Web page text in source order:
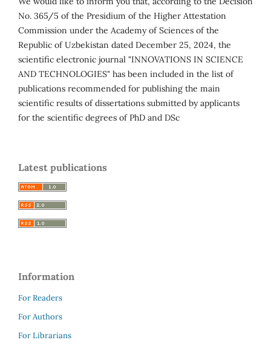
No. 365/5 of the Presidium of the Higher Attestation
Commission under the Academy of Sciences of the
Republic of Uzbekistan dated December 25, 2024, the
scientific electronic journal "INNOVATIONS IN SCIENCE
AND TECHNOLOGIES" has been included in the list of
publications recommended for publishing the main
scientific results of dissertations submitted by applicants
for the scientific degrees of PhD and DSc
Latest publications
Information
For Readers
For Authors
For Librarians